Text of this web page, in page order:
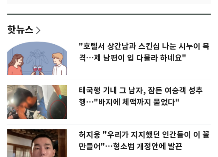
핫뉴스
"호텔서 상간남과 스킨십 나눈 시누이 목
격…제 남편이 입 다물라 하네요"
태국행 기내 그 남자, 잠든 여승객 성추
행…"바지에 체액까지 묻었다"
허지웅 "우리가 지지했던 인간들이 이 꼴
만들어"…형소법 개정안에 발끈